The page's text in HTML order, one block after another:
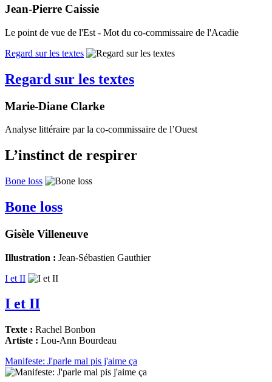
Jean-Pierre Caissie
Le point de vue de l'Est - Mot du co-commissaire de l'Acadie
Regard sur les textes
Regard sur les textes
Marie-Diane Clarke
Analyse littéraire par la co-commissaire de l’Ouest
L’instinct de respirer
Bone loss
Bone loss
Gisèle Villeneuve
Illustration : Jean-Sébastien Gauthier
I et II
I et II
Texte : Rachel Bonbon
Artiste : Lou-Ann Bourdeau
Manifeste: J'parle mal pis j'aime ça